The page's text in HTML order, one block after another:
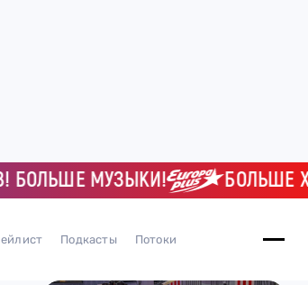
МУЗЫКИ! БОЛЬШЕ
Подкасты Потоки